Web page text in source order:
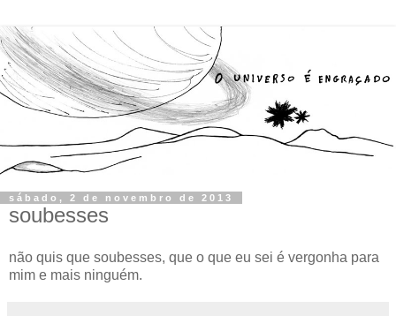
sábado, 2 de novembro de 2013
soubesses
não quis que soubesses, que o que eu sei é vergonha para
mim e mais ninguém.